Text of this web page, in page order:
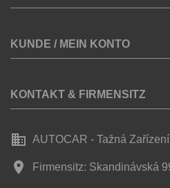
KUNDE / MEIN KONTO
KONTAKT & FIRMENSITZ
business AUTOCAR - Tažná
place Firmensitz: Skandinávská